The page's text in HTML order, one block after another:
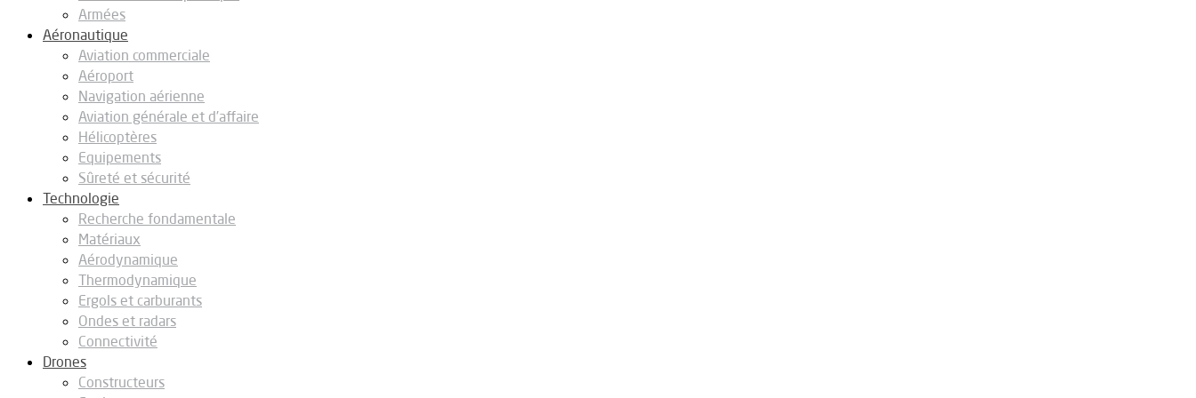
Armées
Aéronautique
Aviation commerciale
Aéroport
Navigation aérienne
Aviation générale et d’affaire
Hélicoptères
Equipements
Sûreté et sécurité
Technologie
Recherche fondamentale
Matériaux
Aérodynamique
Thermodynamique
Ergols et carburants
Ondes et radars
Connectivité
Drones
Constructeurs